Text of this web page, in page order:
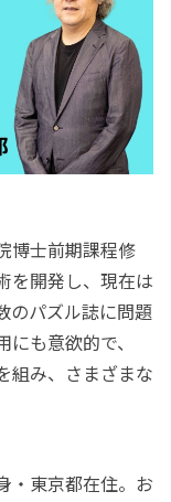
博士前期課程修
を開発し、現在は
のパズル誌に問題
も意欲的で、
組み、さまざまな
・東京都在住。お